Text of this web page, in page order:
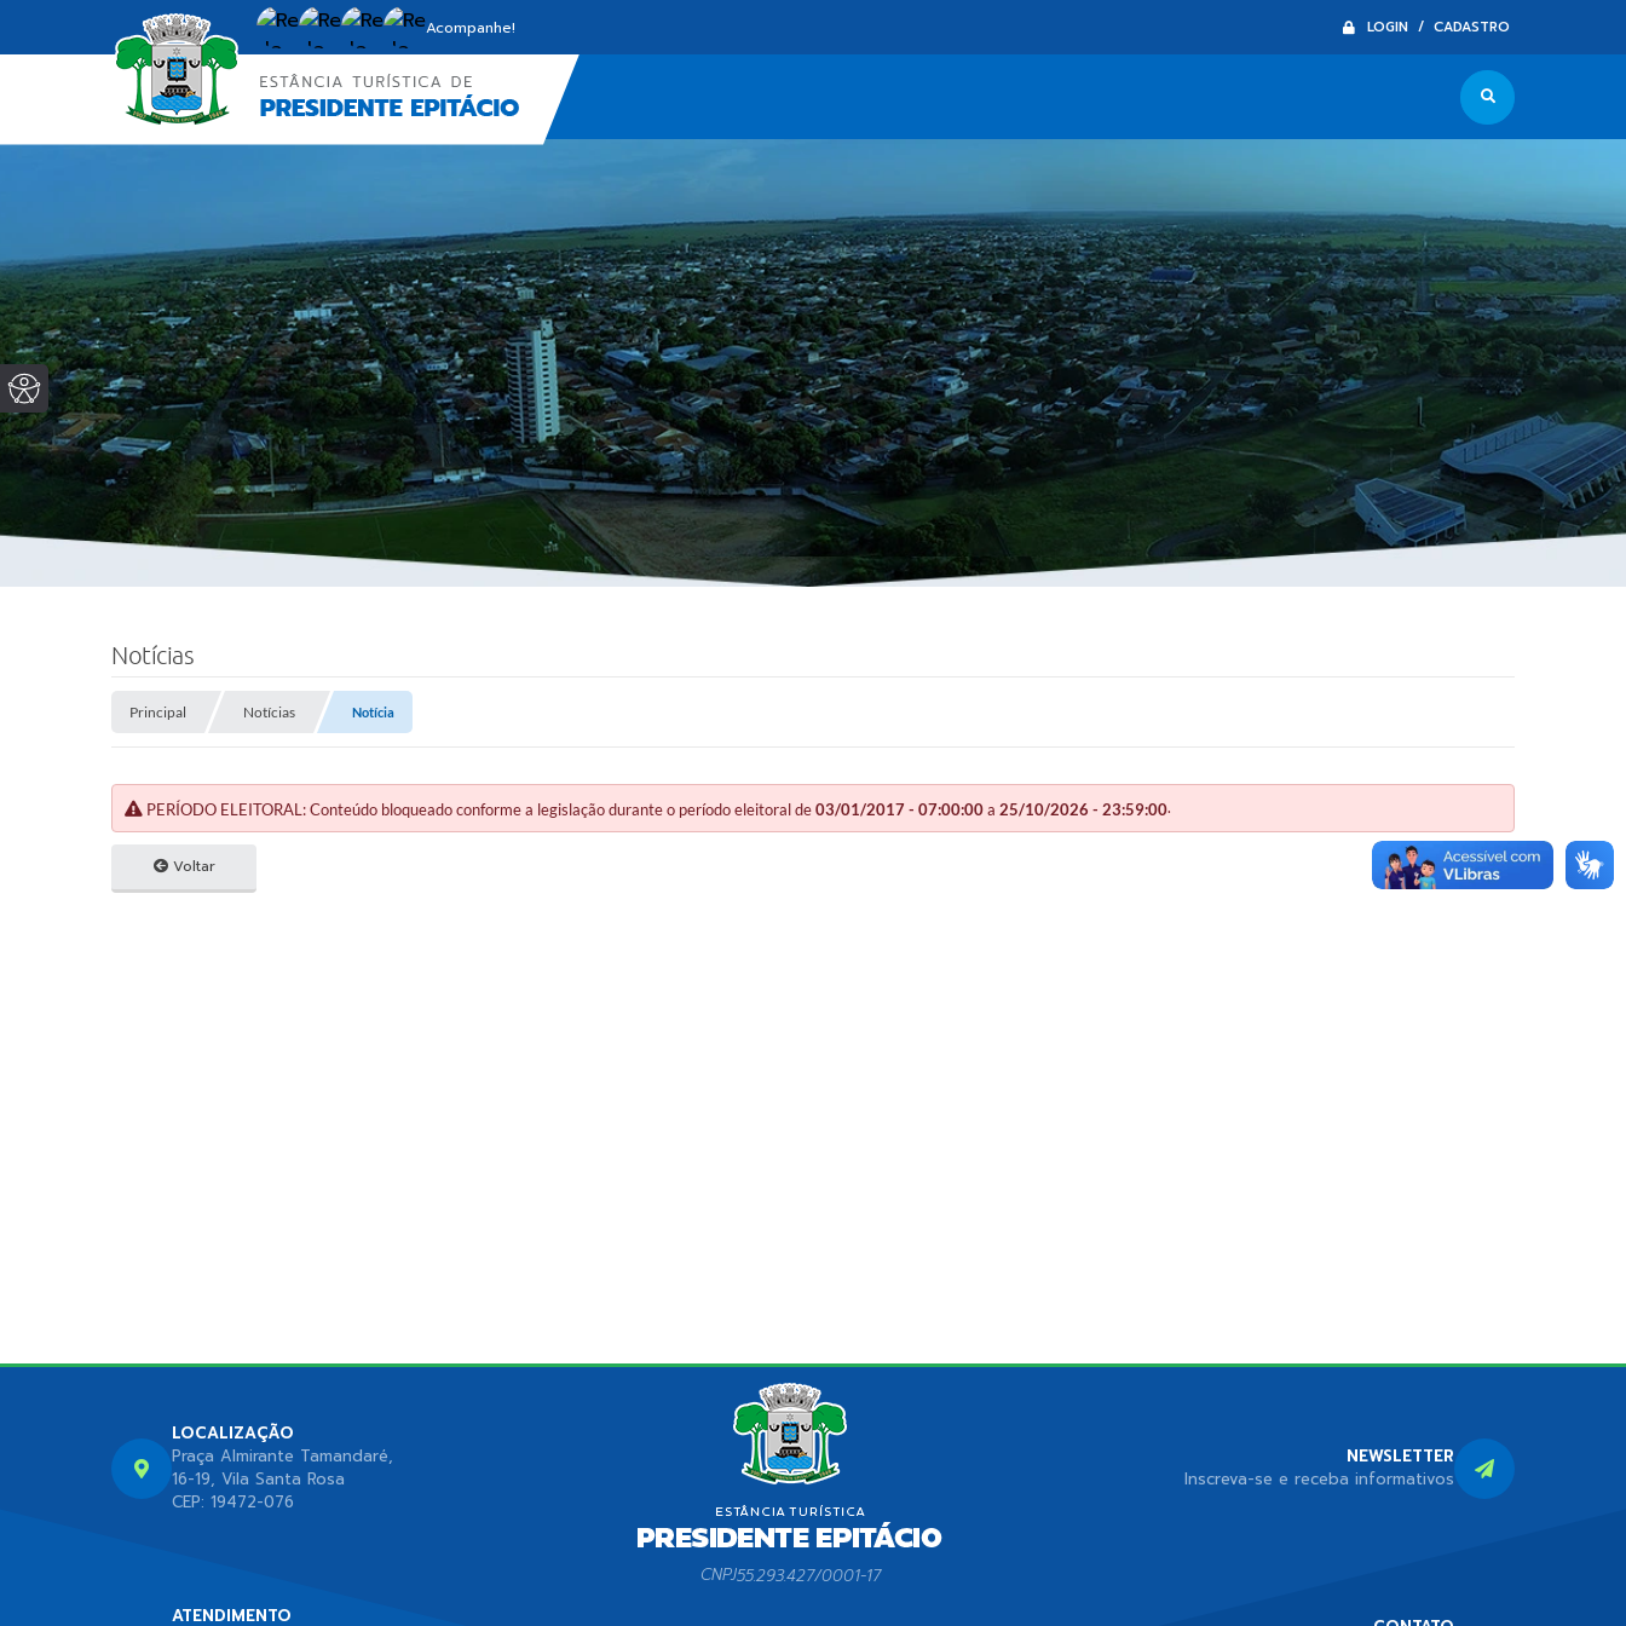
LOGIN / CADASTRO
Acompanhe!
Notícias
Principal Notícias Notícia
PERÍODO ELEITORAL: Conteúdo bloqueado conforme a legislação durante o período eleitoral de03/01/2017 - 07:00:00a 25/10/2026 - 23:59:00.
Voltar
LOCALIZAÇÃO
Praça Almirante Tamandaré,
16-19, Vila Santa Rosa
CEP: 19472-076
ATENDIMENTO
CNPJ55.293.427/0001-17
NEWSLETTER
Inscreva-se e receba informativos